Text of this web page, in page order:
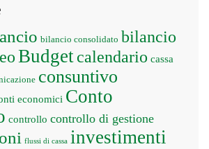
bilancio consolidato bilancio
Budgetcalendario cassa
consuntivo
economici Conto
controllo controllo di gestione
flussi di cassa investimenti